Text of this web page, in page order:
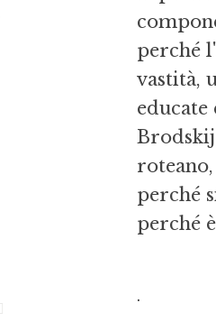
perché
vastità,
educate
perché
perché
.